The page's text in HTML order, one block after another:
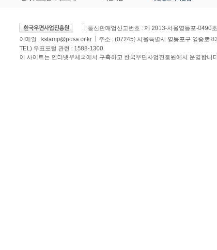
통신판매업신고번호 : 제 2013-서울영등포-0490호
이메일 : kstamp@posa.or.kr
주소 : (07245) 서울특별시 영등포구 영중로
TEL) 우표포털 관련 : 1588-1300
이 사이트는 인터넷우체국에서 구축하고 한국우편사업진흥원에서 운영합니